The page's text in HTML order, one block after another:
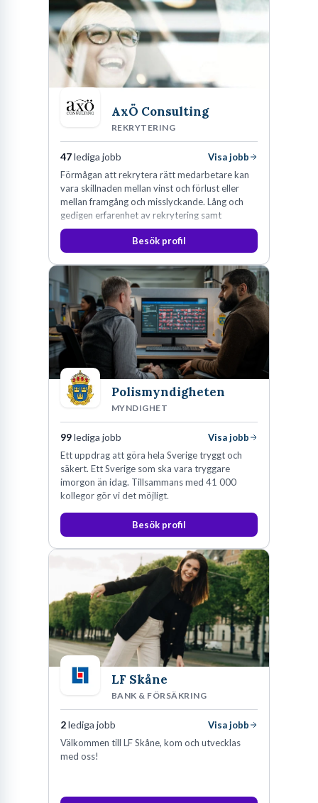
AxÖ Consulting
REKRYTERING
47lediga jobb
Visa jobb
Förmågan att rekrytera rätt medarbetare kan
vara skillnaden mellan vinst och förlust eller
mellan framgång och misslyckande. Lång och
gedigen erfarenhet av rekrytering samt
konsultverksamhet har lärt oss just det.
Besök profil
Polismyndigheten
MYNDIGHET
99lediga jobb
Visa jobb
Ett uppdrag att göra hela Sverige tryggt och
säkert. Ett Sverige som ska vara tryggare
imorgon än idag. Tillsammans med 41 000
kollegor gör vi det möjligt.
Besök profil
LF Skåne
BANK & FÖRSÄKRING
2lediga jobb
Visa jobb
Välkommen till LF Skåne, kom och utvecklas
med oss!